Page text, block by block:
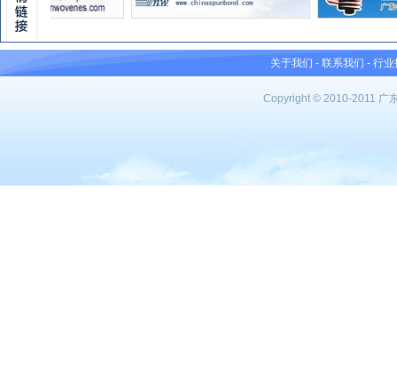
关于我们 - 联系我们 - 行业
Copyright © 2010-2011 广